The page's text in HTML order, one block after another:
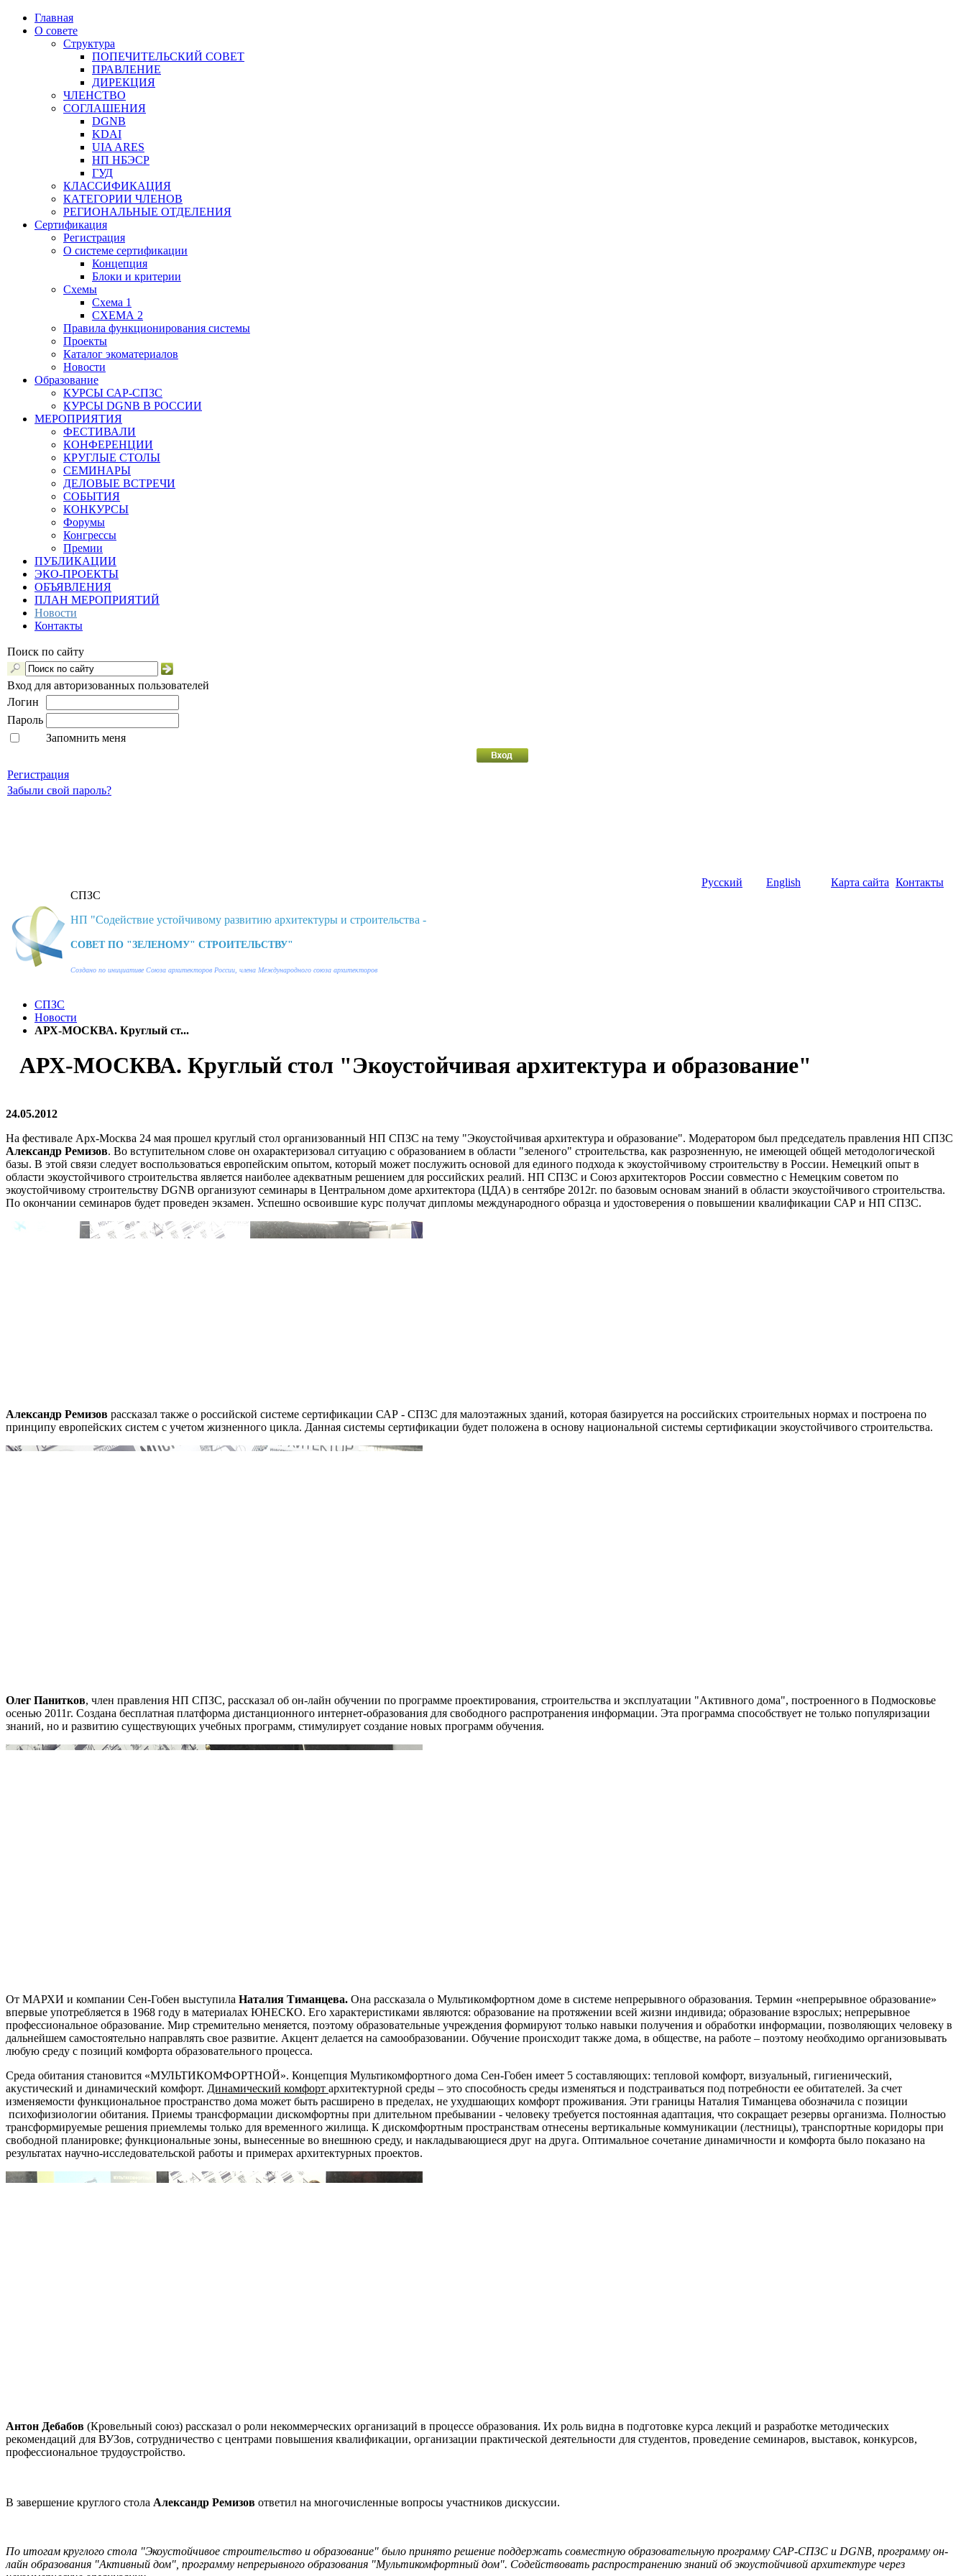
Главная
О совете
Структура
ПОПЕЧИТЕЛЬСКИЙ СОВЕТ
ПРАВЛЕНИЕ
ДИРЕКЦИЯ
ЧЛЕНСТВО
СОГЛАШЕНИЯ
DGNB
KDAI
UIA ARES
НП НБЭСР
ГУД
КЛАССИФИКАЦИЯ
КАТЕГОРИИ ЧЛЕНОВ
РЕГИОНАЛЬНЫЕ ОТДЕЛЕНИЯ
Сертификация
Регистрация
О системе сертификации
Концепция
Блоки и критерии
Схемы
Схема 1
СХЕМА 2
Правила функционирования системы
Проекты
Каталог экоматериалов
Новости
Образование
КУРСЫ САР-СПЗС
КУРСЫ DGNB В РОССИИ
МЕРОПРИЯТИЯ
ФЕСТИВАЛИ
КОНФЕРЕНЦИИ
КРУГЛЫЕ СТОЛЫ
СЕМИНАРЫ
ДЕЛОВЫЕ ВСТРЕЧИ
СОБЫТИЯ
КОНКУРСЫ
Форумы
Конгрессы
Премии
ПУБЛИКАЦИИ
ЭКО-ПРОЕКТЫ
ОБЪЯВЛЕНИЯ
ПЛАН МЕРОПРИЯТИЙ
Новости
Контакты
Поиск по сайту
Вход для авторизованных пользователей
Логин
Пароль
Запомнить меня
Регистрация
Забыли свой пароль?
Русский English Карта сайта Контакты
СПЗС
НП "Содействие устойчивому развитию архитектуры и строительства -
СОВЕТ ПО "ЗЕЛЕНОМУ" СТРОИТЕЛЬСТВУ"
Создано по инициативе Союза архитекторов России, члена Международного союза архитекторов
СПЗС
Новости
АРХ-МОСКВА. Круглый ст...
АРХ-МОСКВА. Круглый стол "Экоустойчивая архитектура и образование"
24.05.2012
На фестивале Арх-Москва 24 мая прошел круглый стол организованный НП СПЗС на тему "Экоустойчивая архитектура и образование". Модератором был председатель правления НП СПЗС
Александр Ремизов. Во вступительном слове он охарактеризовал ситуацию с образованием в области "зеленого" строительства, как разрозненную, не имеющей общей методологической
базы. В этой связи следует воспользоваться европейским опытом, который может послужить основой для единого подхода к экоустойчивому строительству в России. Немецкий опыт в
области экоустойчивого строительства является наиболее адекватным решением для российских реалий. НП СПЗС и Союз архитекторов России совместно с Немецким советом по
экоустойчивому строительству DGNB организуют семинары в Центральном доме архитектора (ЦДА) в сентябре 2012г. по базовым основам знаний в области экоустойчивого строительства.
По окончании семинаров будет проведен экзамен. Успешно освоившие курс получат дипломы международного образца и удостоверения о повышении квалификации САР и НП СПЗС.
Александр Ремизов рассказал также о российской системе сертификации САР - СПЗС для малоэтажных зданий, которая базируется на российских строительных нормах и построена по
принципу европейских систем с учетом жизненного цикла. Данная системы сертификации будет положена в основу национальной системы сертификации экоустойчивого строительства.
Олег Панитков, член правления НП СПЗС, рассказал об он-лайн обучении по программе проектирования, строительства и эксплуатации "Активного дома", построенного в Подмосковье
осенью 2011г. Создана бесплатная платформа дистанционного интернет-образования для свободного распротранения информации. Эта программа способствует не только популяризации
знаний, но и развитию существующих учебных программ, стимулирует создание новых программ обучения.
От МАРХИ и компании Сен-Гобен выступила Наталия Тиманцева. Она рассказала о Мультикомфортном доме в системе непрерывного образования. Термин «непрерывное образование»
впервые употребляется в 1968 году в материалах ЮНЕСКО. Его характеристиками являются: образование на протяжении всей жизни индивида; образование взрослых; непрерывное
профессиональное образование. Мир стремительно меняется, поэтому образовательные учреждения формируют только навыки получения и обработки информации, позволяющих человеку в
дальнейшем самостоятельно направлять свое развитие. Акцент делается на самообразовании. Обучение происходит также дома, в обществе, на работе – поэтому необходимо организовывать
любую среду с позиций комфорта образовательного процесса.
Среда обитания становится «МУЛЬТИКОМФОРТНОЙ». Концепция Мультикомфортного дома Сен-Гобен имеет 5 составляющих: тепловой комфорт, визуальный, гигиенический,
акустический и динамический комфорт. Динамический комфорт архитектурной среды – это способность среды изменяться и подстраиваться под потребности ее обитателей. За счет
изменяемости функциональное пространство дома может быть расширено в пределах, не ухудшающих комфорт проживания. Эти границы Наталия Тиманцева обозначила с позиции
психофизиологии обитания. Приемы трансформации дискомфортны при длительном пребывании - человеку требуется постоянная адаптация, что сокращает резервы организма. Полностью
трансформируемые решения приемлемы только для временного жилища. К дискомфортным пространствам отнесены вертикальные коммуникации (лестницы), транспортные коридоры при
свободной планировке; функциональные зоны, вынесенные во внешнюю среду, и накладывающиеся друг на друга. Оптимальное сочетание динамичности и комфорта было показано на
результатах научно-исследовательской работы и примерах архитектурных проектов.
Антон Дебабов (Кровельный союз) рассказал о роли некоммерческих организаций в процессе образования. Их роль видна в подготовке курса лекций и разработке методических
рекомендаций для ВУЗов, сотрудничество с центрами повышения квалификации, организации практической деятельности для студентов, проведение семинаров, выставок, конкурсов,
профессиональное трудоустройство.
В завершение круглого стола Александр Ремизов ответил на многочисленные вопросы участников дискуссии.
По итогам круглого стола "Экоустойчивое строительство и образование" было принято решение поддержать совместную образовательную программу САР-СПЗС и DGNB, программу он-
лайн образования "Активный дом", программу непрерывного образования "Мультикомфортный дом". Содействовать распространению знаний об экоустойчивой архитектуре через